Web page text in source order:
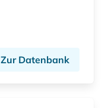
Zur Datenbank